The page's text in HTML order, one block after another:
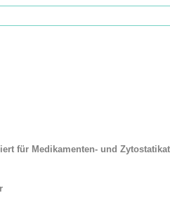
für Medikamenten- und